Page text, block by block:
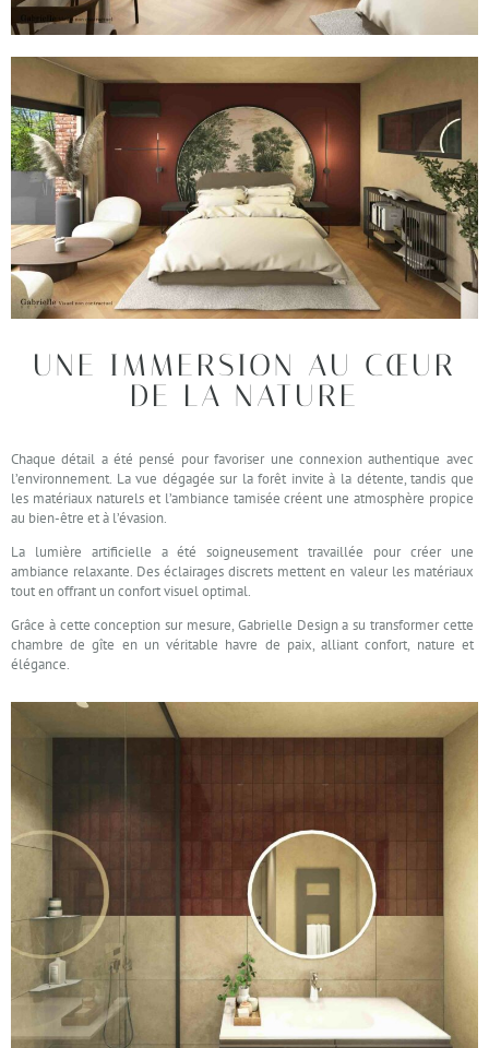
UNE IMMERSION AU CŒUR
DE LA NATURE
Chaque détail a été pensé pour favoriser une connexion authentique avec
l’environnement. La vue dégagée sur la forêt invite à la détente, tandis que
les matériaux naturels et l’ambiance tamisée créent une atmosphère propice
au bien-être et à l’évasion.
La lumière artificielle a été soigneusement travaillée pour créer une
ambiance relaxante. Des éclairages discrets mettent en valeur les matériaux
tout en offrant un confort visuel optimal.
Grâce à cette conception sur mesure, Gabrielle Design a su transformer cette
chambre de gîte en un véritable havre de paix, alliant confort, nature et
élégance.